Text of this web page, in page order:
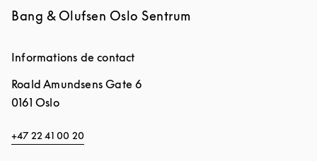
Bang & Olufsen Oslo Sentrum
Informations de contact
Roald Amundsens Gate 6
0161 Oslo
+47 22 41 00 20